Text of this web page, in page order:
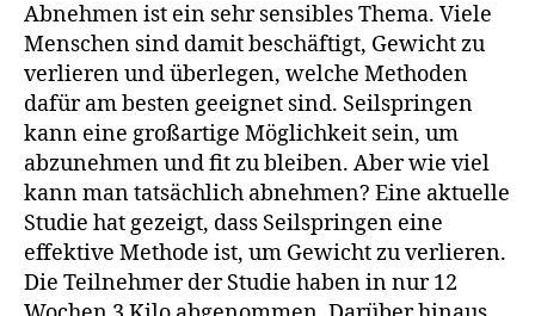
Abnehmen ist ein sehr sensibles Thema. Viele
Menschen sind damit beschäftigt, Gewicht zu
verlieren und überlegen, welche Methoden
dafür am besten geeignet sind. Seilspringen
kann eine großartige Möglichkeit sein, um
abzunehmen und fit zu bleiben. Aber wie viel
kann man tatsächlich abnehmen? Eine aktuelle
Studie hat gezeigt, dass Seilspringen eine
effektive Methode ist, um Gewicht zu verlieren.
Die Teilnehmer der Studie haben in nur 12